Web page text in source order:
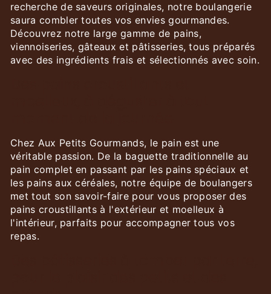
recherche de saveurs originales, notre boulangerie
saura combler toutes vos envies gourmandes.
Découvrez notre large gamme de pains,
viennoiseries, gâteaux et pâtisseries, tous préparés
avec des ingrédients frais et sélectionnés avec soin.
Chez Aux Petits Gourmands, le pain est une
véritable passion. De la baguette traditionnelle au
pain complet en passant par les pains spéciaux et
les pains aux céréales, notre équipe de boulangers
met tout son savoir-faire pour vous proposer des
pains croustillants à l'extérieur et moelleux à
l'intérieur, parfaits pour accompagner tous vos
repas.